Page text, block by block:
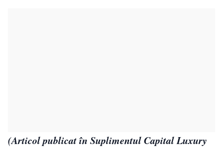
(Articol publicat în Suplimentul Capital Luxury